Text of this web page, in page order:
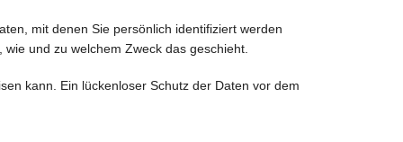
mit denen Sie persönlich identifiziert werden
und zu welchem Zweck das geschieht.
kann. Ein lückenloser Schutz der Daten vor dem